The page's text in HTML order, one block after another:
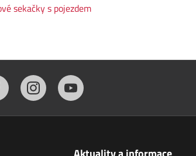
sekačky s pojezdem